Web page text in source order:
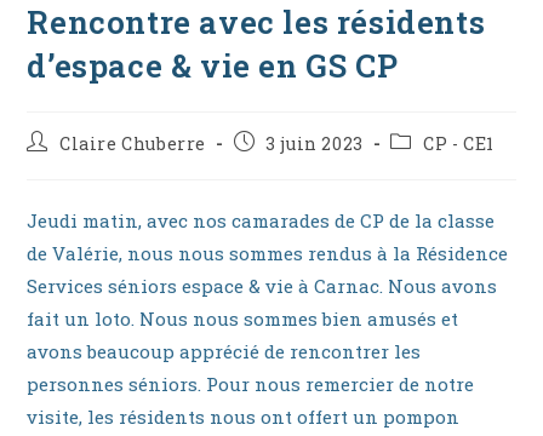
Rencontre avec les résidents
d’espace & vie en GS CP
Auteur/autrice
publication :
Claire Chuberre
Publication
3 juin 2023
PostCP - CE1
Jeudi matin, avec nos camarades de CP de la classe
de Valérie, nous nous sommes rendus à la Résidence
Services séniors espace & vie à Carnac. Nous avons
fait un loto. Nous nous sommes bien amusés et
avons beaucoup apprécié de rencontrer les
personnes séniors. Pour nous remercier de notre
visite, les résidents nous ont offert un pompon